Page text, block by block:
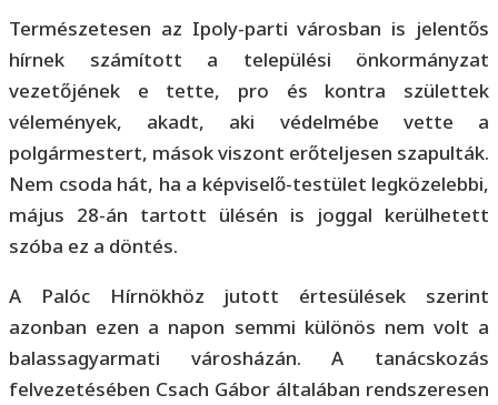
Természetesen az Ipoly-parti városban is jelentős
hírnek számított a települési önkormányzat
vezetőjének e tette, pro és kontra születtek
vélemények, akadt, aki védelmébe vette a
polgármestert, mások viszont erőteljesen szapulták.
Nem csoda hát, ha a képviselő-testület legközelebbi,
május 28-án tartott ülésén is joggal kerülhetett
szóba ez a döntés.
A Palóc Hírnökhöz jutott értesülések szerint
azonban ezen a napon semmi különös nem volt a
balassagyarmati városházán. A tanácskozás
felvezetésében Csach Gábor általában rendszeresen